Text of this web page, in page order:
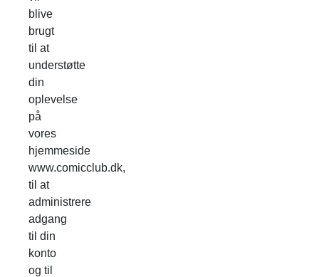
blive
brugt
til at
understøtte
din
oplevelse
på
vores
hjemmeside
www.comicclub.dk,
til at
administrere
adgang
til din
konto
og til